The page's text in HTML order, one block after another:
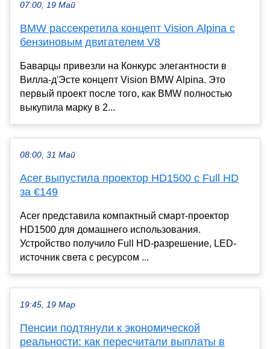
07:00, 19 Май
BMW рассекретила концепт Vision Alpina с
бензиновым двигателем V8
Баварцы привезли на Конкурс элегантности в
Вилла-д'Эсте концепт Vision BMW Alpina. Это
первый проект после того, как BMW полностью
выкупила марку в 2...
08:00, 31 Май
Acer выпустила проектор HD1500 с Full HD
за €149
Acer представила компактный смарт-проектор
HD1500 для домашнего использования.
Устройство получило Full HD-разрешение, LED-
источник света с ресурсом ...
19:45, 19 Мар
Пенсии подтянули к экономической
реальности: как пересчитали выплаты в